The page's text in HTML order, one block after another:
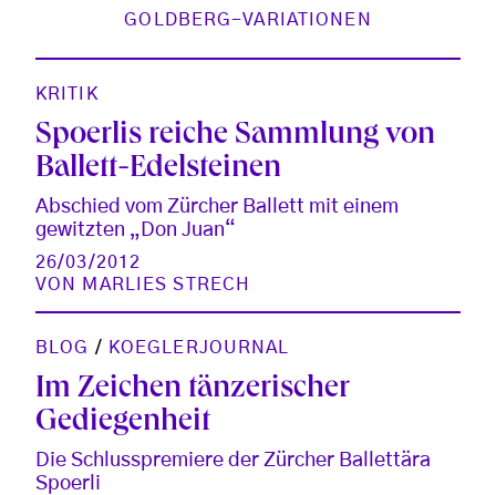
GOLDBERG-VARIATIONEN
KRITIK
Spoerlis reiche Sammlung von
Ballett-Edelsteinen
Abschied vom Zürcher Ballett mit einem
gewitzten „Don Juan“
26/03/2012
VON MARLIES STRECH
BLOG / KOEGLERJOURNAL
Im Zeichen tänzerischer
Gediegenheit
Die Schlusspremiere der Zürcher Ballettära
Spoerli